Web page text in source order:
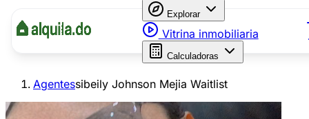
Explorar
Vitrina inmobiliaria
Calculadoras
Agentessibeily Johnson Mejia Waitlist